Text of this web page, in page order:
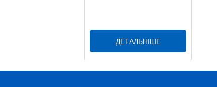
ДЕТАЛЬНІШЕ